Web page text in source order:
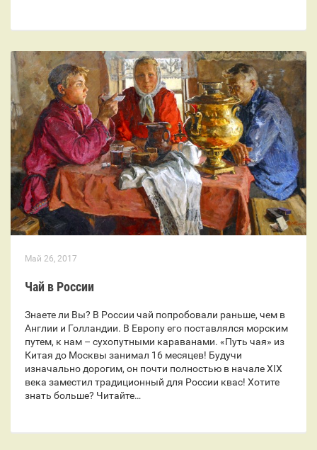
Май 26, 2017
Чай в России
Знаете ли Вы? В России чай попробовали раньше, чем в
Англии и Голландии. В Европу его поставлялся морским
путем, к нам – сухопутными караванами. «Путь чая» из
Китая до Москвы занимал 16 месяцев! Будучи
изначально дорогим, он почти полностью в начале XIX
века заместил традиционный для России квас! Хотите
знать больше? Читайте…